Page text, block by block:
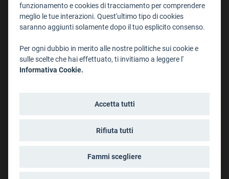
Format - Centro Audiovisivi
Trentino Film Commission
Dove Siamo
Struttura di riferimento
funzionamento e cookies di tracciamento per comprendere
meglio le tue interazioni. Quest'ultimo tipo di cookies
saranno aggiunti solamente dopo il tuo esplicito consenso.
Per ogni dubbio in merito alle nostre politiche sui cookie e
sulle scelte che hai effettuato, ti invitiamo a leggere l'
Informativa Cookie.
Accetta tutti
Rifiuta tutti
Fammi scegliere